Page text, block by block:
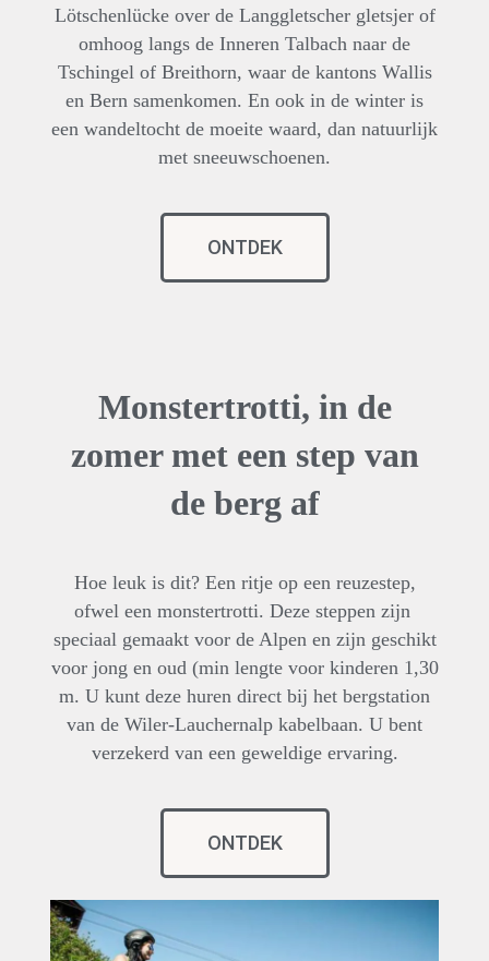
Lötschenlücke over de Langgletscher gletsjer of
omhoog langs de Inneren Talbach naar de
Tschingel of Breithorn, waar de kantons Wallis
en Bern samenkomen. En ook in de winter is
een wandeltocht de moeite waard, dan natuurlijk
met sneeuwschoenen.
ONTDEK
Monstertrotti, in de
zomer met een step van
de berg af
Hoe leuk is dit? Een ritje op een reuzestep,
ofwel een monstertrotti. Deze steppen zijn
speciaal gemaakt voor de Alpen en zijn geschikt
voor jong en oud (min lengte voor kinderen 1,30
m. U kunt deze huren direct bij het bergstation
van de Wiler-Lauchernalp kabelbaan. U bent
verzekerd van een geweldige ervaring.
ONTDEK